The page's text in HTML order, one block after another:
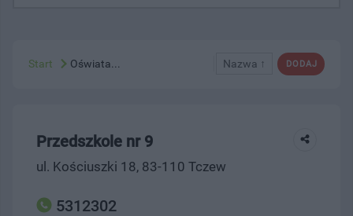
DODAJ
Nazwa ↑
Start Oświata...
Przedszkole nr 9
ul. Kościuszki 18, 83-110 Tczew
5312302